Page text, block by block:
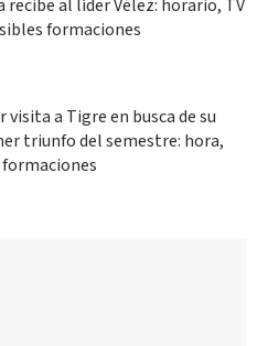
recibe al líder Vélez: horario, TV
formaciones
visita a Tigre en busca de su
triunfo del semestre: hora,
formaciones